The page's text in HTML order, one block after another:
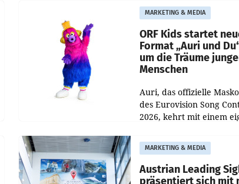
und Besucher höheren
Nettoreichweite im ersten
Halbjahr 2026
MARKETING & MEDIA
ORF Kids startet
Format „Auri und
um die Träume
Menschen
Auri, das offizielle
des Eurovision Song
2026, kehrt mit einem
zurück. In der neuen
„Auri und Du“ bei ORF
steht
MARKETING & MEDIA
Austrian Leading
präsentiert sich mit